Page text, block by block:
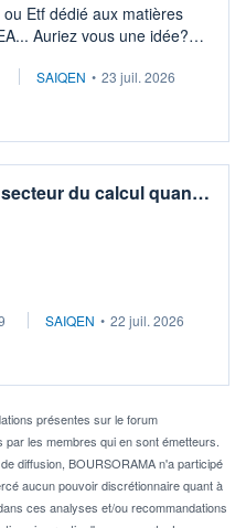
Etf dédié aux matières
Auriez vous une idée?
SAIQEN • 23 juil. 2026
du calcul quan…
individuelles.
au PEA.
SAIQEN • 22 juil. 2026
présentes sur le forum
les membres qui en sont émetteurs.
diffusion, BOURSORAMA n'a participé
aucun pouvoir discrétionnaire quant à
ces analyses et/ou recommandations